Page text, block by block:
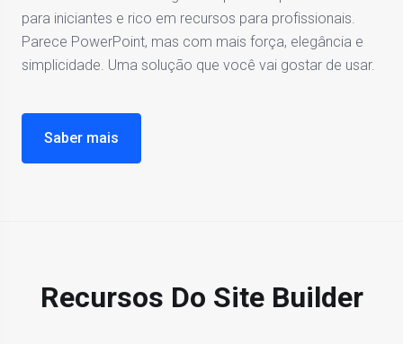
para iniciantes e rico em recursos para profissionais.
Parece PowerPoint, mas com mais força, elegância e
simplicidade. Uma solução que você vai gostar de usar.
Saber mais
Recursos Do Site Builder